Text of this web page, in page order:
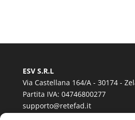
ESV S.R.L
Via Castellana 164/A - 30174 -
Partita IVA: 04746800277
supporto@retefad.it